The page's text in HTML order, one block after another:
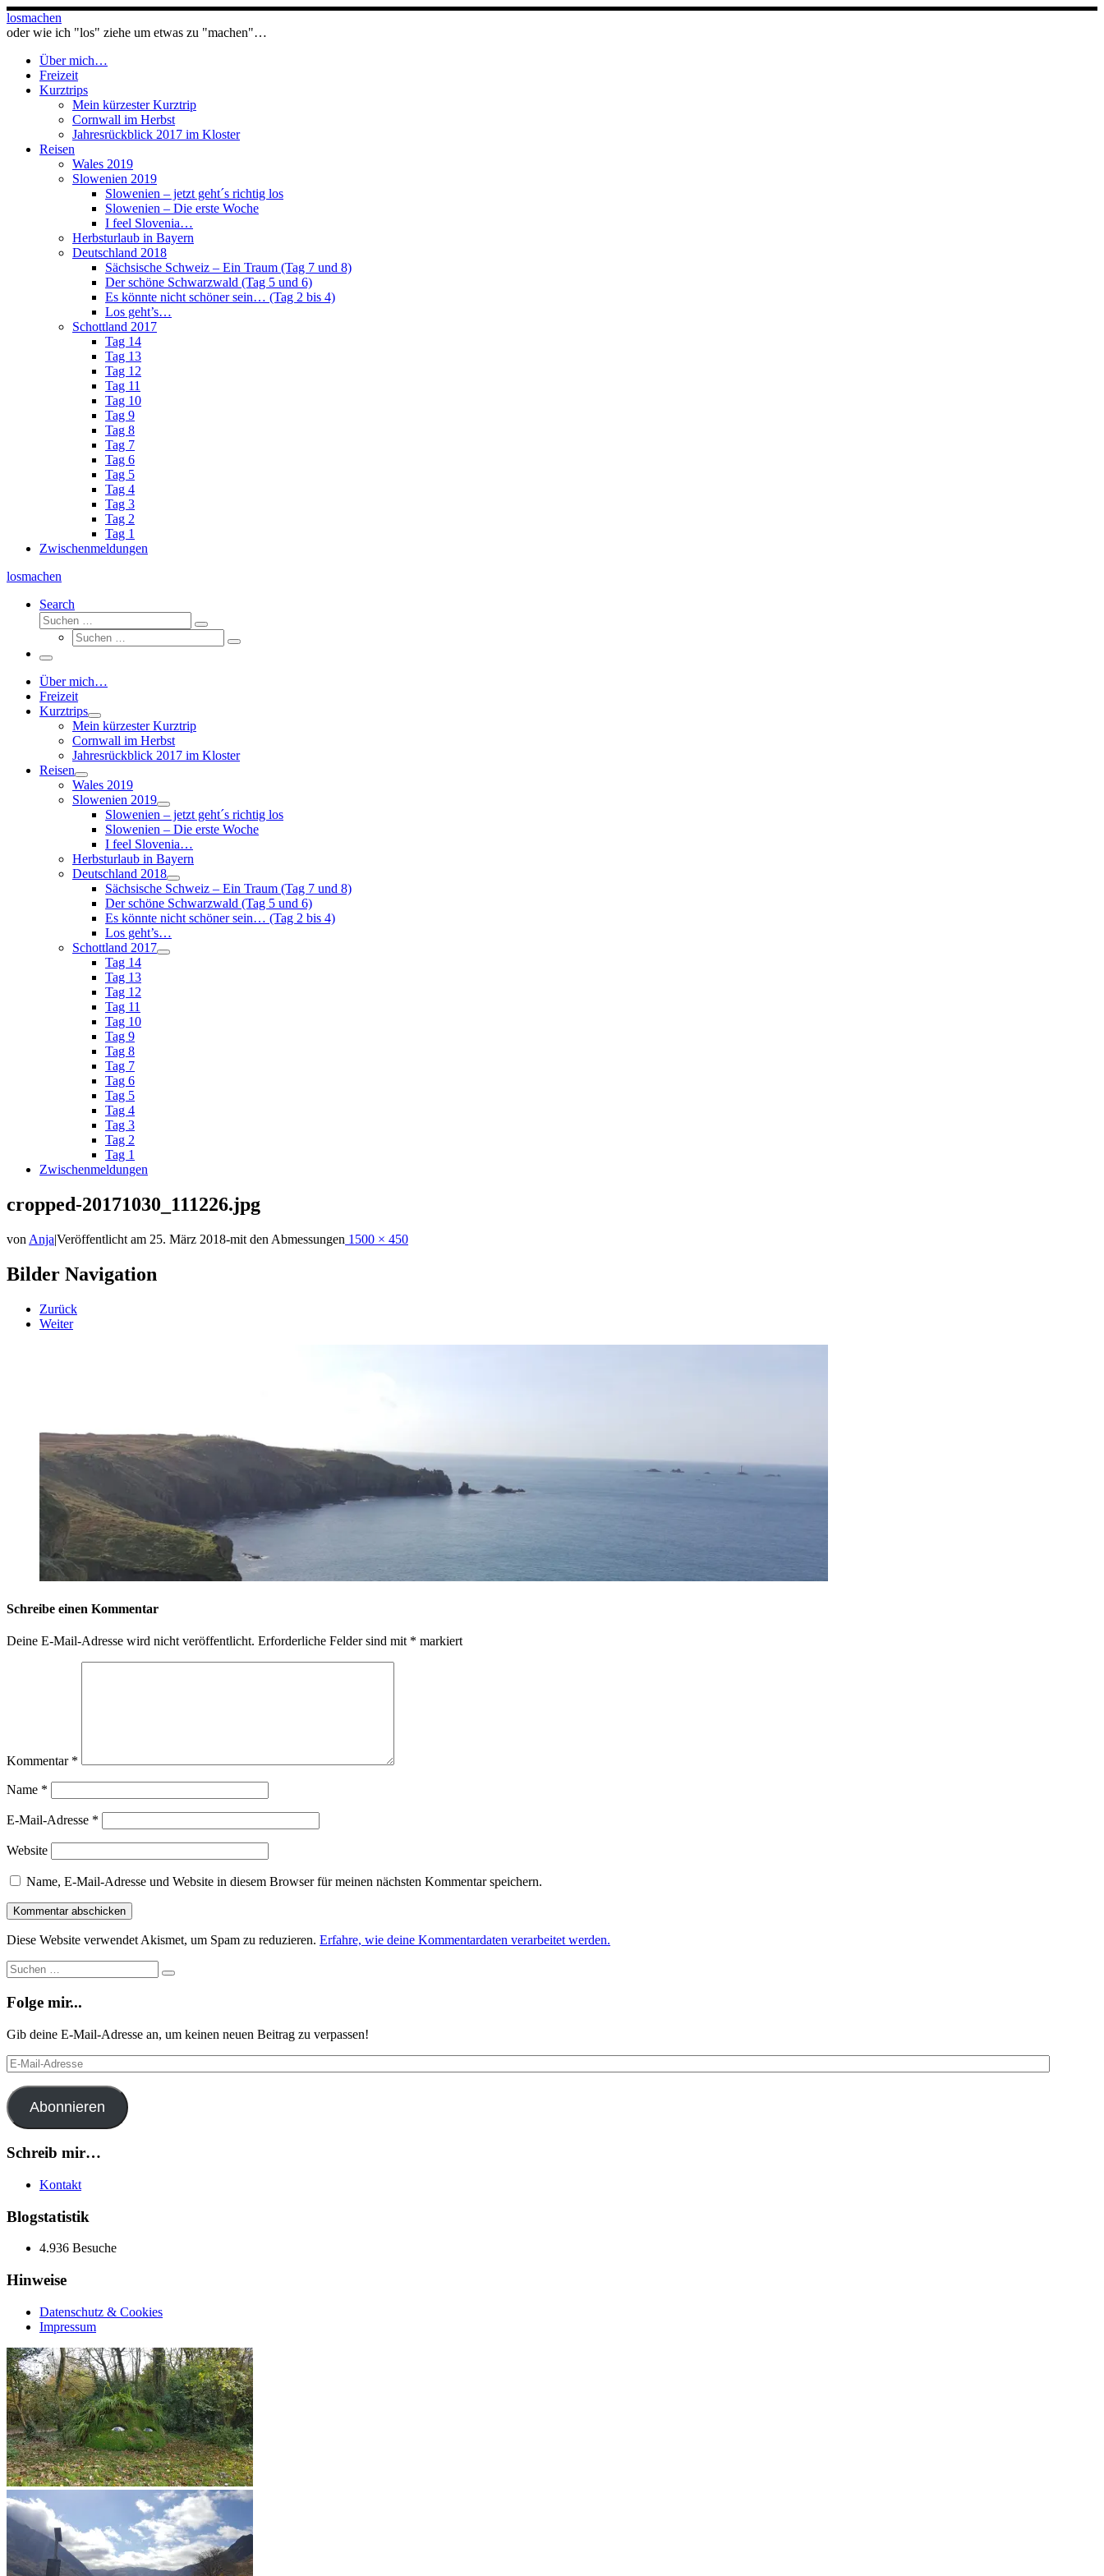
Zum
Inhalt
losmachen
oder wie ich "los" ziehe um etwas zu "machen"…
Über mich…
Freizeit
Kurztrips
Mein kürzester Kurztrip
Cornwall im Herbst
Jahresrückblick 2017 im Kloster
Reisen
Wales 2019
Slowenien 2019
Slowenien – jetzt geht´s richtig los
Slowenien – Die erste Woche
I feel Slovenia…
Herbsturlaub in Bayern
Deutschland 2018
Sächsische Schweiz – Ein Traum (Tag 7 und 8)
Der schöne Schwarzwald (Tag 5 und 6)
Es könnte nicht schöner sein… (Tag 2 bis 4)
Los geht’s…
Schottland 2017
Tag 14
Tag 13
Tag 12
Tag 11
Tag 10
Tag 9
Tag 8
Tag 7
Tag 6
Tag 5
Tag 4
Tag 3
Tag 2
Tag 1
Zwischenmeldungen
losmachen
Search
Suche
Suchen
Suche
Suchen
Menü
Über mich…
Freizeit
Kurztrips
Mein kürzester Kurztrip
Cornwall im Herbst
Jahresrückblick 2017 im Kloster
Reisen
Wales 2019
Slowenien 2019
Slowenien – jetzt geht´s richtig los
Slowenien – Die erste Woche
I feel Slovenia…
Herbsturlaub in Bayern
Deutschland 2018
Sächsische Schweiz – Ein Traum (Tag 7 und 8)
Der schöne Schwarzwald (Tag 5 und 6)
Es könnte nicht schöner sein… (Tag 2 bis 4)
Los geht’s…
Schottland 2017
Tag 14
Tag 13
Tag 12
Tag 11
Tag 10
Tag 9
Tag 8
Tag 7
Tag 6
Tag 5
Tag 4
Tag 3
Tag 2
Tag 1
Zwischenmeldungen
cropped-20171030_111226.jpg
von Anja|Veröffentlicht am 25. März 2018-mit den Abmessungen 1500 × 450
Bilder Navigation
Zurück
Weiter
Schreibe einen Kommentar
Deine E-Mail-Adresse wird nicht veröffentlicht. Erforderliche Felder sind mit * markiert
Kommentar *
Name *
E-Mail-Adresse *
Website
Name, E-Mail-Adresse und Website in diesem Browser für meinen nächsten Kommentar speichern.
Diese Website verwendet Akismet, um Spam zu reduzieren. Erfahre, wie deine Kommentardaten verarbeitet werden.
Suche
Suchen
Folge mir...
Gib deine E-Mail-Adresse an, um keinen neuen Beitrag zu verpassen!
E-
Mail-
Adresse
Abonnieren
Schreib mir…
Kontakt
Blogstatistik
4.936 Besuche
Hinweise
Datenschutz & Cookies
Impressum